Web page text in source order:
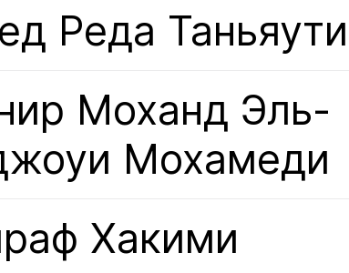
Реда Таньяути
Моханд Эль-
Мохамеди
Хакими